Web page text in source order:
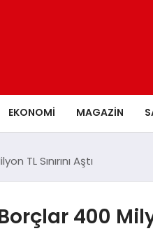
EKONOMI MAGAZIN
TL Sınırını Aştı
400